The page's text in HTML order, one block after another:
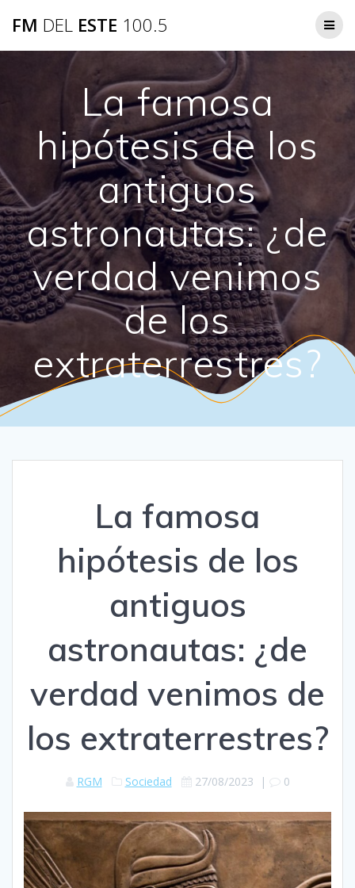
FM DEL ESTE 100.5
La famosa
hipótesis de los
antiguos
astronautas: ¿de
verdad venimos
de los
extraterrestres?
La famosa
hipótesis de los
antiguos
astronautas: ¿de
verdad venimos de
los extraterrestres?
RGM Sociedad 27/08/2023 | 0